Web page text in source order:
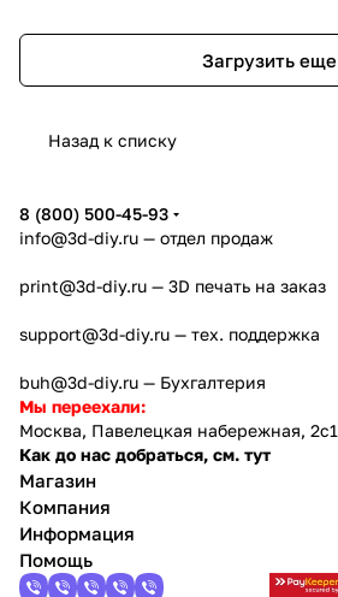
Загрузить еще
Назад к списку
8 (800) 500-45-93
info@3d-diy.ru — отдел продаж
print@3d-diy.ru — 3D печать на заказ
support@3d-diy.ru — тех. поддержка
buh@3d-diy.ru — Бухгалтерия
Мы переехали:
Москва, Павелецкая набережная, 2с1
Как до нас добраться, см. тут
Магазин
Компания
Информация
Помощь